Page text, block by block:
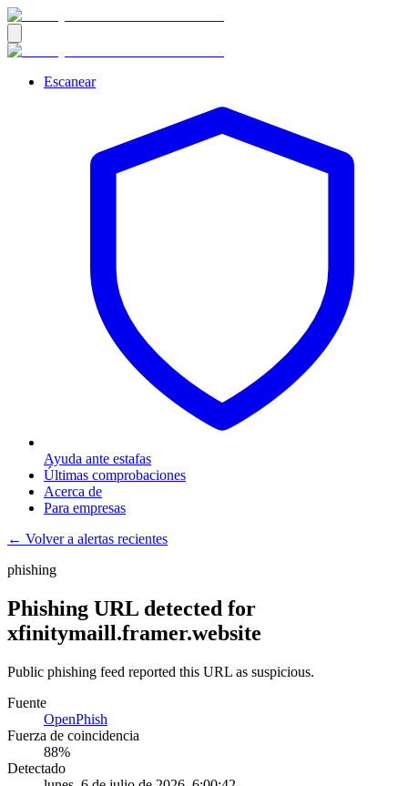
Escanear
Ayuda ante estafas
Últimas comprobaciones
Acerca de
Para empresas
← Volver a alertas recientes
phishing
Phishing URL detected for
xfinitymaill.framer.website
Public phishing feed reported this URL as suspicious.
Fuente
OpenPhish
Fuerza de coincidencia
88%
Detectado